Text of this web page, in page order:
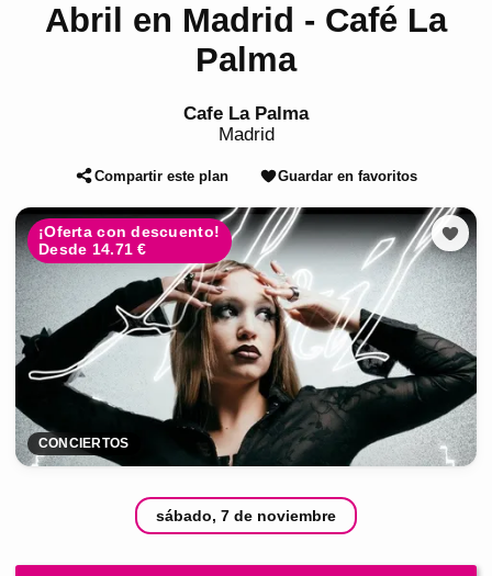
Abril en Madrid - Café La
Palma
Cafe La Palma
Madrid
Compartir este plan Guardar en favoritos
¡Oferta con descuento!
Desde 14.71 €
CONCIERTOS
sábado, 7 de noviembre